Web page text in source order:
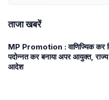
ताजा खबरें
MP Promotion : वाणिज्यिक कर
पदोन्नत कर बनाया अपर आयुक्त,
आदेश